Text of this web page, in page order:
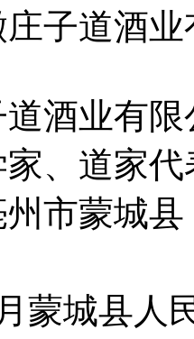
道酒业
业有限
、道家
市蒙城
城县人